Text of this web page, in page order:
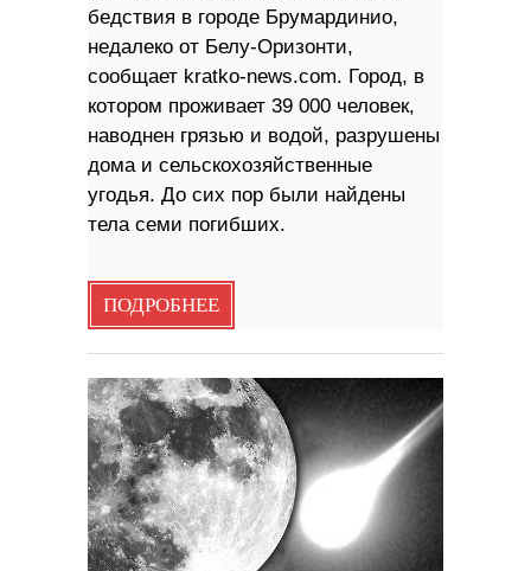
бедствия в городе Брумардинио,
недалеко от Белу-Оризонти,
сообщает kratko-news.com. Город, в
котором проживает 39 000 человек,
наводнен грязью и водой, разрушены
дома и сельскохозяйственные
угодья. До сих пор были найдены
тела семи погибших.
ПОДРОБНЕЕ